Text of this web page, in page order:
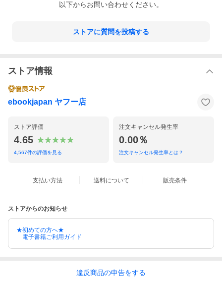
以下からお問い合わせください。
ストアに質問を投稿する
ストア情報
ebookjapan ヤフー店
ストア評価
4.65
4,567件の評価を見る
注文キャンセル発生率
0.00％
注文キャンセル発生率とは？
支払い方法 送料について 販売条件
ストアからのお知らせ
★初めての方へ★
電子書籍ご利用ガイド
違反商品の申告をする